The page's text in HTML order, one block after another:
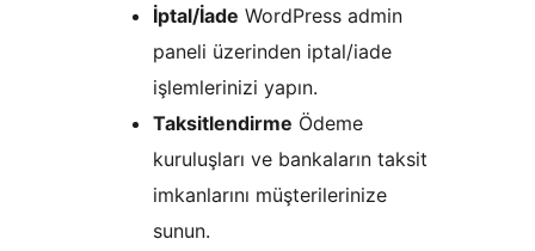
İptal/İade WordPress admin
paneli üzerinden iptal/iade
işlemlerinizi yapın.
Taksitlendirme Ödeme
kuruluşları ve bankaların taksit
imkanlarını müşterilerinize
sunun.